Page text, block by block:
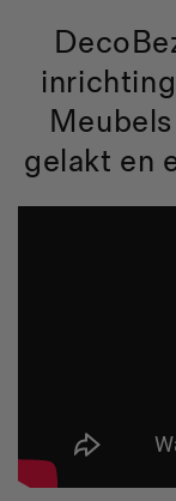
Deco
gelakt en